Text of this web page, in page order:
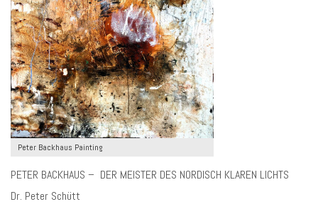
Peter Backhaus Painting
PETER BACKHAUS – DER MEISTER DES NORDISCH KLAREN LICHTS
Dr. Peter Schütt